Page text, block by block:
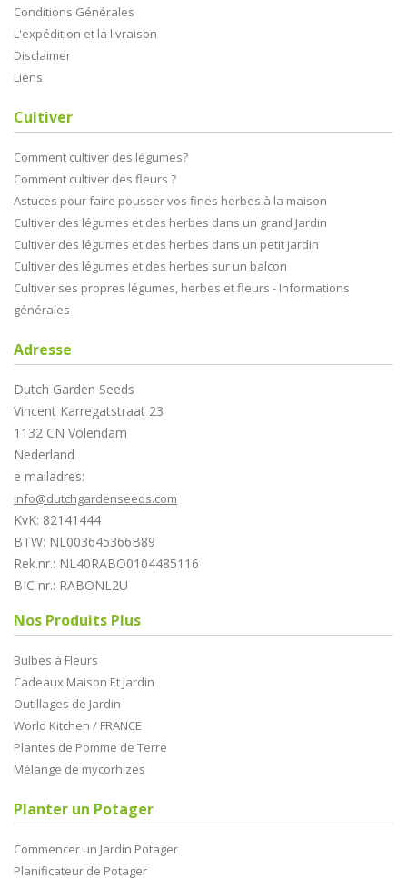
Conditions Générales
L'expédition et la livraison
Disclaimer
Liens
Cultiver
Comment cultiver des légumes?
Comment cultiver des fleurs ?
Astuces pour faire pousser vos fines herbes à la maison
Cultiver des légumes et des herbes dans un grand Jardin
Cultiver des légumes et des herbes dans un petit jardin
Cultiver des légumes et des herbes sur un balcon
Cultiver ses propres légumes, herbes et fleurs - Informations
générales
Adresse
Dutch Garden Seeds
Vincent Karregatstraat 23
1132 CN Volendam
Nederland
e mailadres:
info@dutchgardenseeds.com
KvK: 82141444
BTW: NL003645366B89
Rek.nr.: NL40RABO0104485116
BIC nr.: RABONL2U
Nos Produits Plus
Bulbes à Fleurs
Cadeaux Maison Et Jardin
Outillages de Jardin
World Kitchen / FRANCE
Plantes de Pomme de Terre
Mélange de mycorhizes
Planter un Potager
Commencer un Jardin Potager
Planificateur de Potager